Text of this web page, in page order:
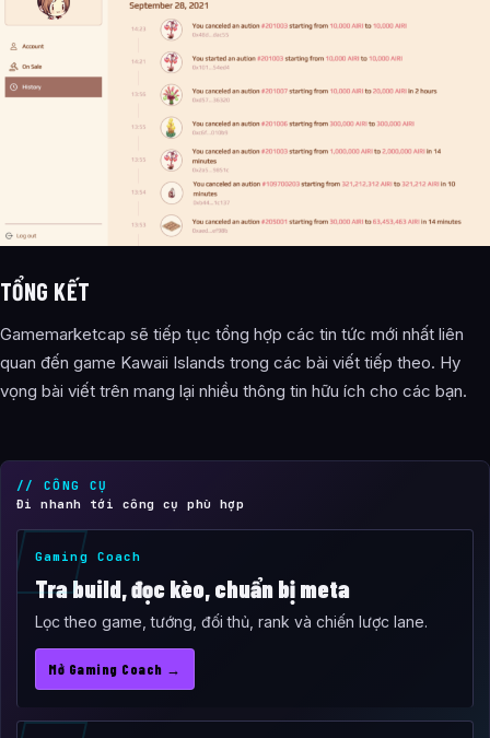
TỔNG KẾT
Gamemarketcap sẽ tiếp tục tổng hợp các tin tức mới nhất liên
quan đến game Kawaii Islands trong các bài viết tiếp theo. Hy
vọng bài viết trên mang lại nhiều thông tin hữu ích cho các bạn.
// CÔNG CỤ
Đi nhanh tới công cụ phù hợp
Gaming Coach
Tra build, đọc kèo, chuẩn bị meta
Lọc theo game, tướng, đối thủ, rank và chiến lược lane.
Mở Gaming Coach →